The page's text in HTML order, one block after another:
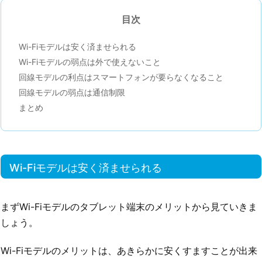
目次
Wi-Fiモデルは安く済ませられる
Wi-Fiモデルの弱点は外で使えないこと
回線モデルの利点はスマートフォンが要らなくなること
回線モデルの弱点は通信制限
まとめ
Wi-Fiモデルは安く済ませられる
まずWi-Fiモデルのタブレット端末のメリットから見ていきま
しょう。
Wi-Fiモデルのメリットは、あきらかに安くすますことが出来